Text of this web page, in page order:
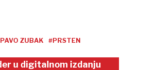
ZUBAK #PRSTEN
u digitalnom izdanju